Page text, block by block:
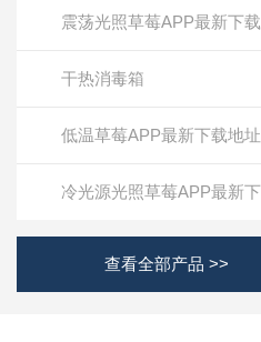
干热消毒箱
低温草莓APP最新下载地址
查看全部产品 >>